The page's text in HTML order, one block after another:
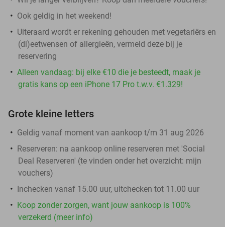
Ook geldig in het weekend!
Uiteraard wordt er rekening gehouden met vegetariërs en
(di)eetwensen of allergieën, vermeld deze bij je
reservering
Alleen vandaag: bij elke €10 die je besteedt, maak je
gratis kans op een iPhone 17 Pro t.w.v. €1.329!
Grote kleine letters
Geldig vanaf moment van aankoop t/m 31 aug 2026
Reserveren: na aankoop online reserveren met 'Social
Deal Reserveren' (te vinden onder het overzicht: mijn
vouchers)
Inchecken vanaf 15.00 uur, uitchecken tot 11.00 uur
Koop zonder zorgen, want jouw aankoop is 100%
verzekerd (meer info)